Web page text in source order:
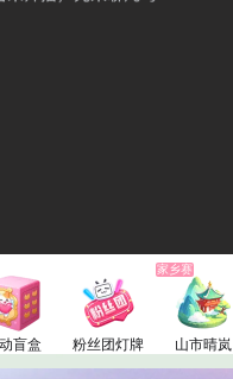
盲盒
电池
粉丝团灯牌
1电池
家乡赛
山市晴岚
660电池